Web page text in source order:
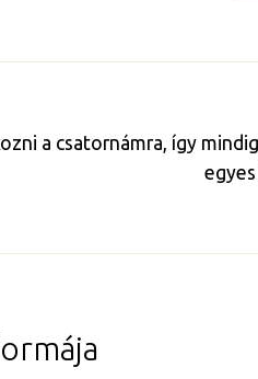
a csatornámra, így